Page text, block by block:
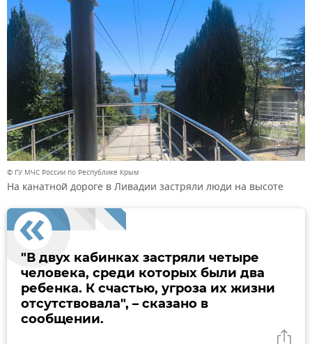
© ГУ МЧС России по Республике Крым
На канатной дороге в Ливадии застряли люди на высоте
"В двух кабинках застряли четыре
человека, среди которых были два
ребенка. К счастью, угроза их жизни
отсутствовала", – сказано в
сообщении.